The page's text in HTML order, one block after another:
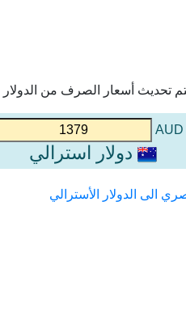
تحديث أسعار الصرف من الدولار
دولار استرالي
الى الدولار الأسترالي